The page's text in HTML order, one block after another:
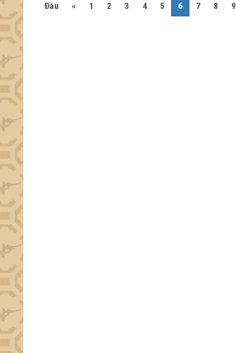
Đầu « 1 2 3 4 5 6(current)
7 8 9